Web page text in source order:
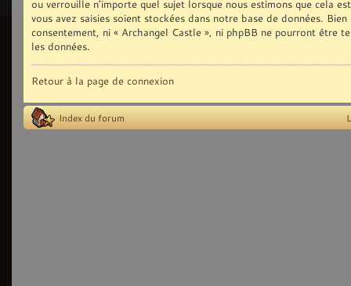
ou verrouille n’importe quel sujet lorsque nous estimons que cela
vous avez saisies soient stockées dans notre base de données.
consentement, ni « Archangel Castle », ni phpBB ne pourront être
les données.
Retour à la page de connexion
Index du forum